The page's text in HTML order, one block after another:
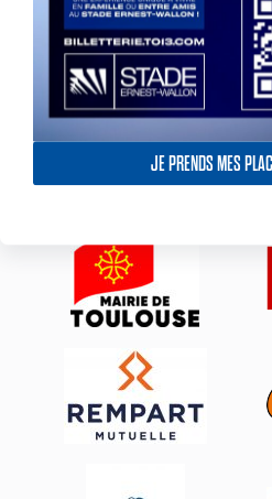
JE PRENDS MES
York Knights – Toulouse Olympique
décroche son premier succès de 2025
23 février 2025